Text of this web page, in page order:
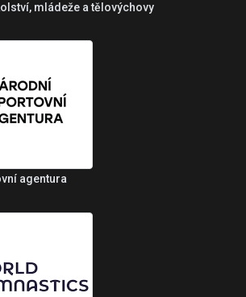
mládeže a tělovýchovy
agentura